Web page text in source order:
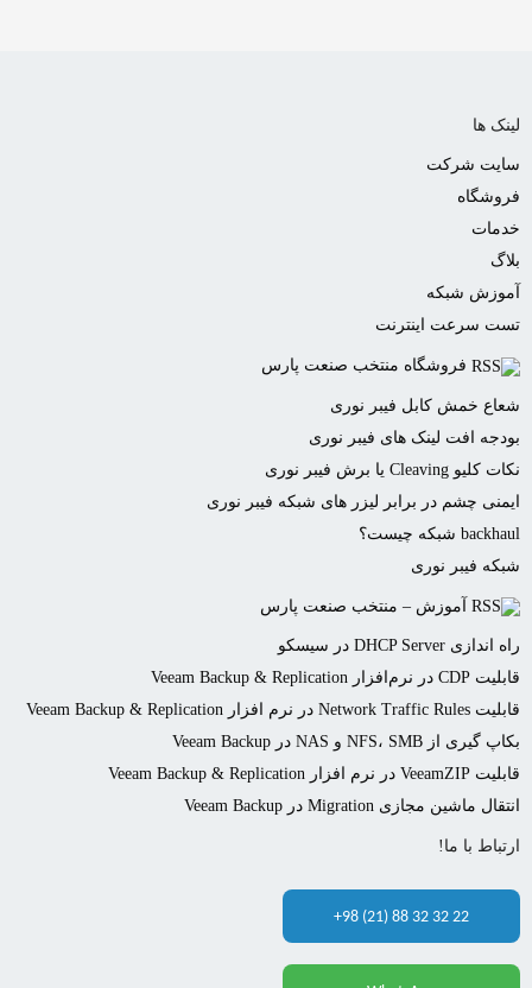
لینک ها
سایت شرکت
فروشگاه
خدمات
بلاگ
آموزش شبکه
تست سرعت اینترنت
فروشگاه منتخب صنعت پارس
شعاع خمش کابل فیبر نوری
بودجه افت لینک های فیبر نوری
نکات کلیو Cleaving یا برش فیبر نوری
ایمنی چشم در برابر لیزر های شبکه فیبر نوری
backhaul شبکه چیست؟
شبکه فیبر نوری
آموزش – منتخب صنعت پارس
راه اندازی DHCP Server در سیسکو
قابلیت CDP در نرم‌افزار Veeam Backup & Replication
قابلیت Network Traffic Rules در نرم افزار Veeam Backup & Replication
بکاپ گیری از NFS، SMB و NAS در Veeam Backup
قابلیت VeeamZIP در نرم افزار Veeam Backup & Replication
انتقال ماشین مجازی Migration در Veeam Backup
ارتباط با ما!
+98 (21) 88 32 32 22